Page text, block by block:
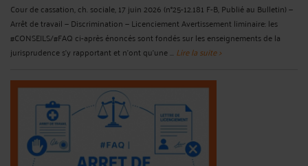
Cour de cassation, ch. sociale, 17 juin 2026 (n°25-12.181 F-B, Publié au Bulletin) —
Arrêt de travail — Discrimination — Licenciement Avertissement liminaire: les
#CONSEILS/#FAQ ci-après énoncés sont fondés sur les enseignements de la
jurisprudence s'y rapportant et n'ont qu'une ... Lire la suite >